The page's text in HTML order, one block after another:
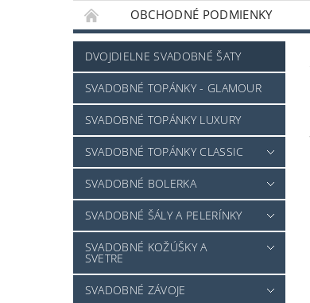
OBCHODNÉ PODMIENKY
NAPÍŠTE NÁM
DVOJDIELNE SVADOBNÉ ŠATY
SVADOBNÉ TOPÁNKY - GLAMOUR
SVADOBNÉ TOPÁNKY LUXURY
SVADOBNÉ TOPÁNKY CLASSIC
SVADOBNÉ BOLERKA
SVADOBNÉ ŠÁLY A PELERÍNKY
SVADOBNÉ KOŽÚŠKY A
SVETRE
SVADOBNÉ ZÁVOJE